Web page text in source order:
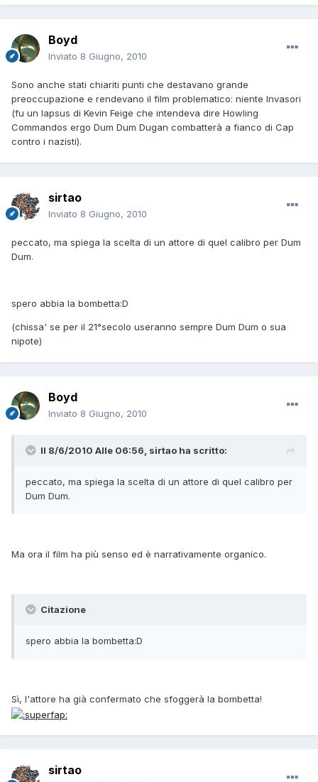
Boyd
Inviato 8 Giugno, 2010
Sono anche stati chiariti punti che destavano grande
preoccupazione e rendevano il film problematico: niente Invasori
(fu un lapsus di Kevin Feige che intendeva dire Howling
Commandos ergo Dum Dum Dugan combatterà a fianco di Cap
contro i nazisti).
sirtao
Inviato 8 Giugno, 2010
peccato, ma spiega la scelta di un attore di quel calibro per Dum
Dum.
spero abbia la bombetta:D
(chissa' se per il 21°secolo useranno sempre Dum Dum o sua
nipote)
Boyd
Inviato 8 Giugno, 2010
Il 8/6/2010 Alle 06:56, sirtao ha scritto:
peccato, ma spiega la scelta di un attore di quel calibro per
Dum Dum.
Ma ora il film ha più senso ed è narrativamente organico.
Citazione
spero abbia la bombetta:D
Sì, l'attore ha già confermato che sfoggerà la bombetta!
sirtao